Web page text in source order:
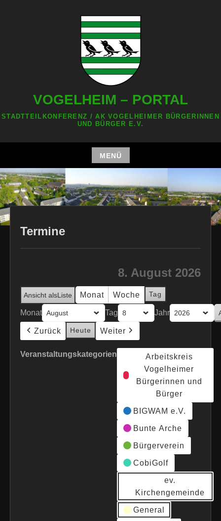
VOGELHEIM – PORTAL
STADTTEILKONFERENZ / AK VOGELHEIMER BÜRGERINNEN
UND BÜRGER E.V.
MENÜ
Zum
Inhalt
springen
Termine
8. August 2026
Ansicht alsListe Monat Woche Tag
Monat Tag Jahr
Zurück Heute Weiter
Veranstaltungskategorien
Arbeitskreis
Vogelheimer
Bürgerinnen und
Bürger
BIGWAM e.V.
Bunte Arche
Bürgerverein
CobiGolf
ev.
Kirchengemeinde
General